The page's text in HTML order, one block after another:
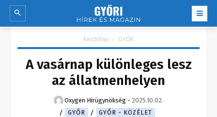
Kezdőlap GYŐR
A vasárnap különleges lesz
az állatmenhelyen
Oxygen Hirügynökség - 2025.10.02.
GYŐR
GYŐR - KÖZÉLET